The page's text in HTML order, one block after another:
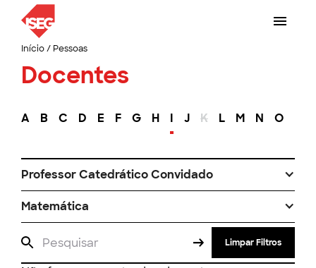
Início/ Pessoas
Docentes
A B C D E F G H I J K L M N O
Professor Catedrático Convidado
Matemática
Limpar Filtros